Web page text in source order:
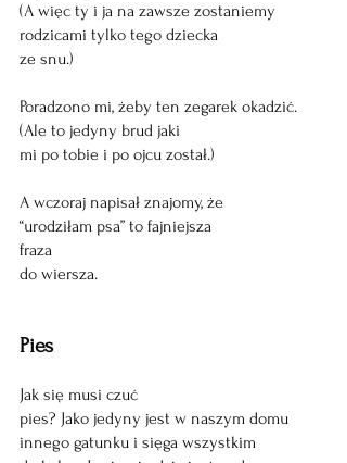
(A więc ty i ja na zawsze zostaniemy
rodzicami tylko tego dziecka
ze snu.)
Poradzono mi, żeby ten zegarek okadzić.
(Ale to jedyny brud jaki
mi po tobie i po ojcu został.)
A wczoraj napisał znajomy, że
“urodziłam psa” to fajniejsza
fraza
do wiersza.
Pies
Jak się musi czuć
pies? Jako jedyny jest w naszym domu
innego gatunku i sięga wszystkim